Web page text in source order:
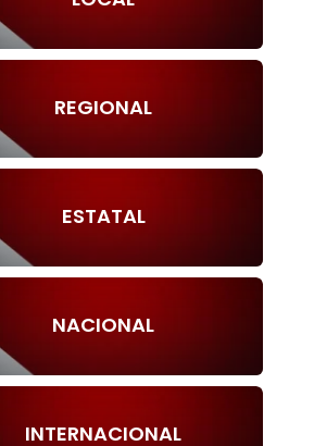
REGIONAL
ESTATAL
NACIONAL
INTERNACIONAL